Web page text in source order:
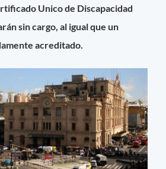
Unico de Discapacidad
sin cargo, al igual que un
acreditado.